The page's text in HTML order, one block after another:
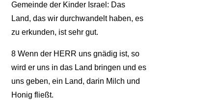
Gemeinde der Kinder Israel: Das
Land, das wir durchwandelt haben, es
zu erkunden, ist sehr gut.
8Wenn der HERR uns gnädig ist, so
wird er uns in das Land bringen und es
uns geben, ein Land, darin Milch und
Honig fließt.